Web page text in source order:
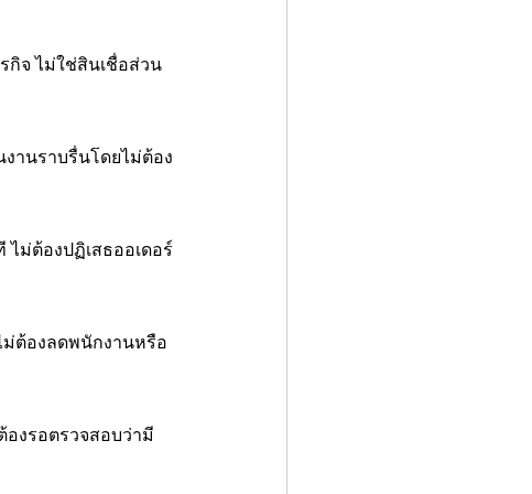
กิจ ไม่ใช่สินเชื่อส่วน
านราบรื่นโดยไม่ต้อง
ม่ต้องปฏิเสธออเดอร์
ม่ต้องลดพนักงานหรือ
งรอตรวจสอบว่ามี